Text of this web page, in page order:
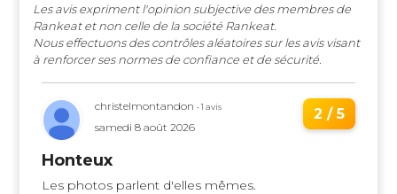
Les avis expriment l'opinion subjective des membres de
Rankeat et non celle de la société Rankeat.
Nous effectuons des contrôles aléatoires sur les avis visant
à renforcer ses normes de confiance et de sécurité.
christelmontandon• 1 avis
samedi 8 août 2026
2 / 5
Honteux
Les photos parlent d'elles mêmes.